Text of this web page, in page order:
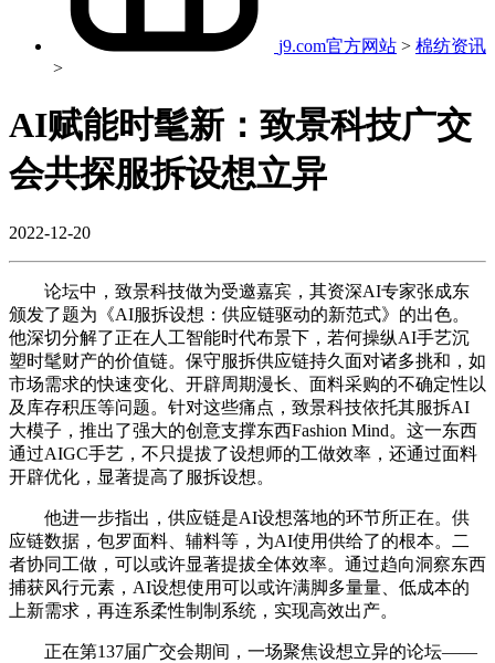
j9.com官方网站 > 棉纺资讯
>
AI赋能时髦新：致景科技广交
会共探服拆设想立异
2022-12-20
论坛中，致景科技做为受邀嘉宾，其资深AI专家张成东
颁发了题为《AI服拆设想：供应链驱动的新范式》的出色。
他深切分解了正在人工智能时代布景下，若何操纵AI手艺沉
塑时髦财产的价值链。保守服拆供应链持久面对诸多挑和，如
市场需求的快速变化、开辟周期漫长、面料采购的不确定性以
及库存积压等问题。针对这些痛点，致景科技依托其服拆AI
大模子，推出了强大的创意支撑东西Fashion Mind。这一东西
通过AIGC手艺，不只提拔了设想师的工做效率，还通过面料
开辟优化，显著提高了服拆设想。
他进一步指出，供应链是AI设想落地的环节所正在。供
应链数据，包罗面料、辅料等，为AI使用供给了的根本。二
者协同工做，可以或许显著提拔全体效率。通过趋向洞察东西
捕获风行元素，AI设想使用可以或许满脚多量量、低成本的
上新需求，再连系柔性制制系统，实现高效出产。
正在第137届广交会期间，一场聚焦设想立异的论坛——